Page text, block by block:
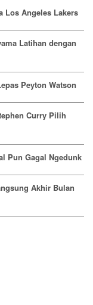
Los Angeles Lakers
Latihan dengan
Peyton Watson
Curry Pilih
Pun Gagal Ngedunk
Akhir Bulan